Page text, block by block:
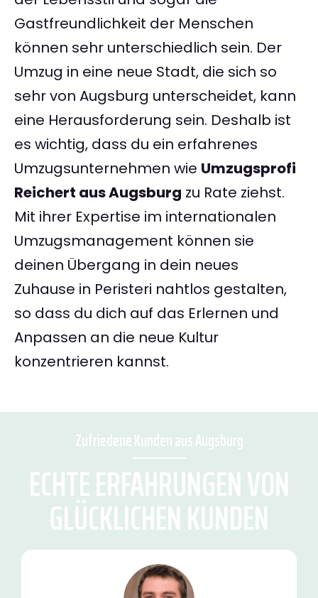
Gastfreundlichkeit der Menschen
können sehr unterschiedlich sein. Der
Umzug in eine neue Stadt, die sich so
sehr von Augsburg unterscheidet, kann
eine Herausforderung sein. Deshalb ist
es wichtig, dass du ein erfahrenes
Umzugsunternehmen wie Umzugsprofi
Reichert aus Augsburg zu Rate ziehst.
Mit ihrer Expertise im internationalen
Umzugsmanagement können sie
deinen Übergang in dein neues
Zuhause in Peristeri nahtlos gestalten,
so dass du dich auf das Erlernen und
Anpassen an die neue Kultur
konzentrieren kannst.
Zufriedene Kunden aus Augsburg
ECHTE ERFAHRUNGEN VON
GLÜCKLICHEN KUNDEN